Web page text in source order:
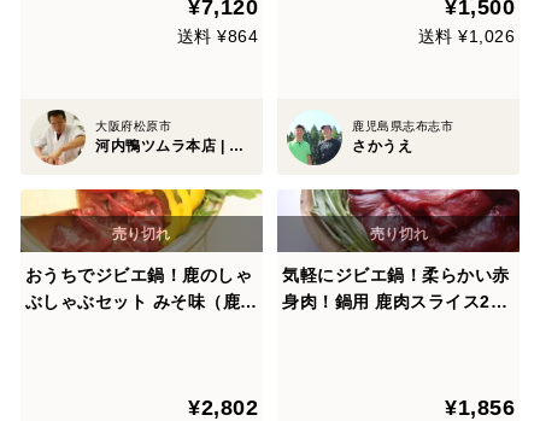
¥7,120
送料 ¥864
大阪府松原市
河内鴨ツムラ本店 | 大阪松原産 | 最高級 国産合鴨肉 | 創業1870年
¥1,500
送料 ¥1,026
鹿児島県志布志市
さかうえ
おうちでジビエ鍋！鹿のしゃ
ぶしゃぶセット みそ味（鹿ス
¥2,802
気軽にジビエ鍋！柔らかい赤
身肉！鍋用 鹿肉スライス200
¥1,856